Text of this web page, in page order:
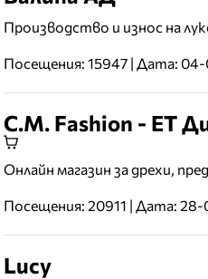
Производство и износ на
Посещения: 15947 | Дата:
C.M. Fashion - ЕТ
Онлайн магазин за дрехи,
Посещения: 20911 | Дата:
Lucy